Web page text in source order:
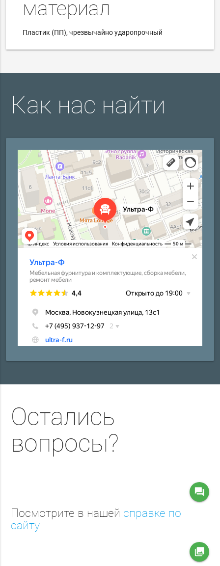
материал
Пластик (ПП), чрезвычайно ударопрочный
Как нас найти
Остались
вопросы?
question_answer
Посмотрите в нашей справке по
сайту
collections